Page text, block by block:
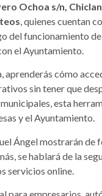
Ochoa s/n,
, quienes cuentan
del funcionamiento
el Ayuntamiento.
aprenderás cómo
sin tener que
esta
y el Ayuntamiento.
Ángel mostrarán de
se hablará de la
servicios online.